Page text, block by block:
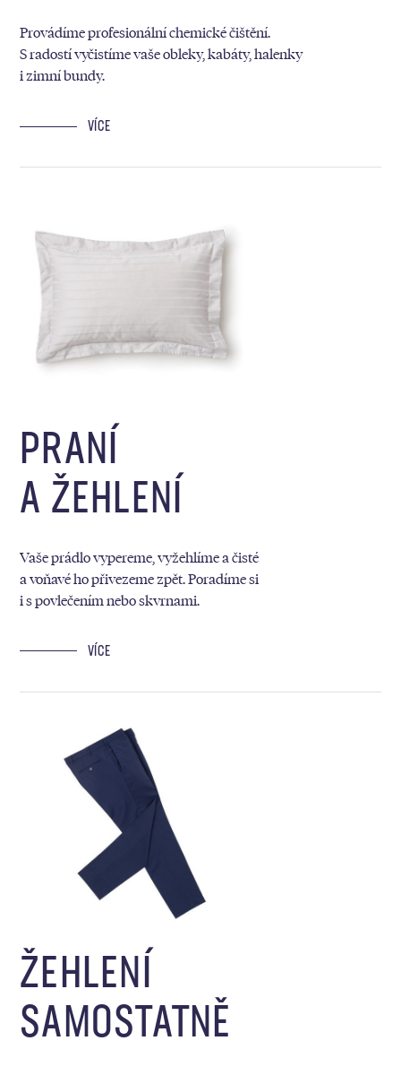
Provádíme profesionální chemické čištění.
S radostí vyčistíme vaše obleky, kabáty, halenky
i zimní bundy.
VÍCE
PRANÍ
A ŽEHLENÍ
Vaše prádlo vypereme, vyžehlíme a čisté
a voňavé ho přivezeme zpět. Poradíme si
i s povlečením nebo skvrnami.
VÍCE
ŽEHLENÍ
SAMOSTATNĚ